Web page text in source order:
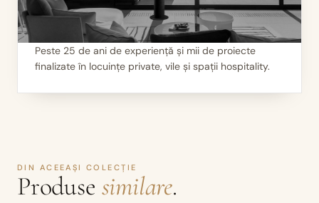
III
Peste 25 de ani de experiență și mii de proiecte
finalizate în locuințe private, vile și spații hospitality.
DIN ACEEAȘI COLECȚIE
Produse similare.